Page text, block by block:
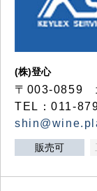
(株)登心
〒003-0859
TEL：011-
販売可